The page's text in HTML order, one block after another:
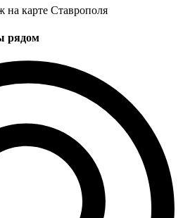
на карте Ставрополя
рядом